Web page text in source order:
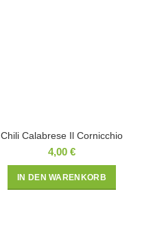
Chili Calabrese Il Cornicchio
4,00 €
IN DEN WARENKORB